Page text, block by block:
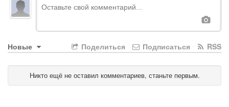
Новые RSS
Подписаться
Поделиться
Никто ещё не оставил комментариев, станьте первым.